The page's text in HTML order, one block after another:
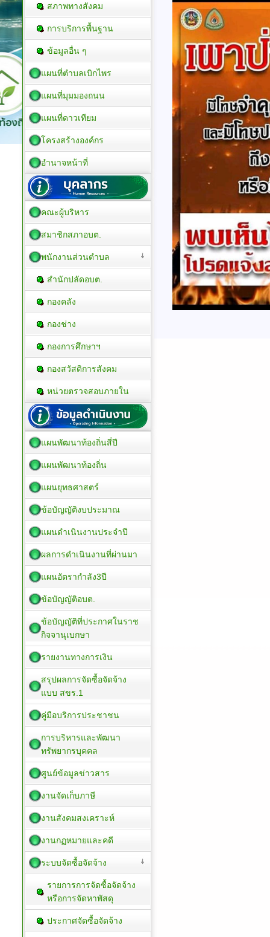
สภาพทางสังคม
การบริการพื้นฐาน
ข้อมูลอื่น ๆ
แผนที่ตำบลเบิกไพร
แผนที่มุมมองถนน
แผนที่ดาวเทียม
โครงสร้างองค์กร
อำนาจหน้าที่
คณะผู้บริหาร
สมาชิกสภาอบต.
พนักงานส่วนตำบล
สำนักปลัดอบต.
กองคลัง
กองช่าง
กองการศึกษาฯ
กองสวัสดิการสังคม
หน่วยตรวจสอบภายใน
แผนพัฒนาท้องถิ่นสี่ปี
แผนพัฒนาท้องถิ่น
แผนยุทธศาสตร์
ข้อบัญญัติงบประมาณ
แผนดำเนินงานประจำปี
ผลการดำเนินงานที่ผ่านมา
แผนอัตรากำลัง3ปี
ข้อบัญญัติอบต.
ข้อบัญญัติที่ประกาศในราช
กิจจานุเบกษา
รายงานทางการเงิน
สรุปผลการจัดซื้อจัดจ้าง
แบบ สขร.1
คู่มือบริการประชาชน
การบริหารและพัฒนา
ทรัพยากรบุคคล
ศูนย์ข้อมูลข่าวสาร
งานจัดเก็บภาษี
งานสังคมสงเคราะห์
งานกฏหมายและคดี
ระบบจัดซื้อจัดจ้าง
รายการการจัดซื้อจัดจ้าง
หรือการจัดหาพัสดุ
ประกาศจัดซื้อจัดจ้าง